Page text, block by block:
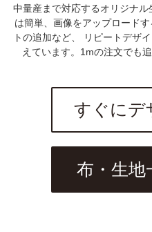
中量産まで対応するオリジナル
は簡単、画像をアップロード
トの追加など、
リピートデザ
えています。1mの注文でも
すぐにデ
布・生地